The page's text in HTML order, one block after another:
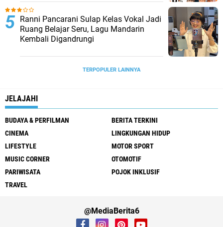
Ranni Pancarani Sulap Kelas Vokal Jadi
Ruang Belajar Seru, Lagu Mandarin
Kembali Digandrungi
TERPOPULER LAINNYA
JELAJAHI
BUDAYA & PERFILMAN
BERITA TERKINI
CINEMA
LINGKUNGAN HIDUP
LIFESTYLE
MOTOR SPORT
MUSIC CORNER
OTOMOTIF
PARIWISATA
POJOK INKLUSIF
TRAVEL
@MediaBerita6